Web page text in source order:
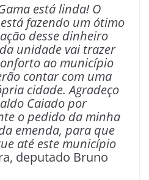
está linda! O
fazendo um ótimo
desse dinheiro
unidade vai trazer
ao município
contar com uma
cidade. Agradeço
Caiado por
o pedido da minha
emenda, para que
até este município
deputado Bruno